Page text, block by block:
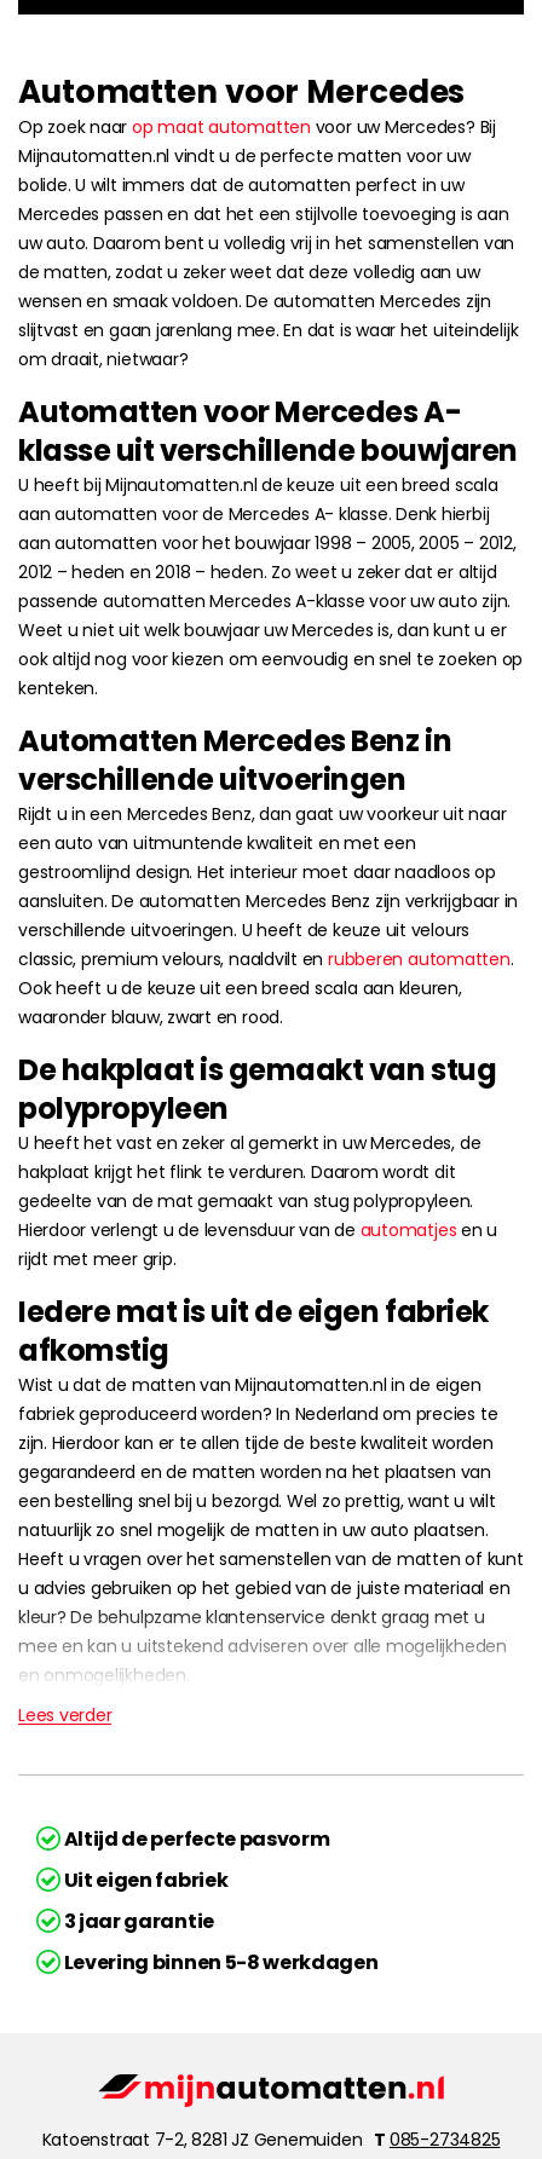
Automatten voor Mercedes
Op zoek naarop maat automatten voor uw Mercedes? Bij
Mijnautomatten.nl vindt u de perfecte matten voor uw
bolide. U wilt immers dat de automatten perfect in uw
Mercedes passen en dat het een stijlvolle toevoeging is aan
uw auto. Daarom bent u volledig vrij in het samenstellen van
de matten, zodat u zeker weet dat deze volledig aan uw
wensen en smaak voldoen. De automatten Mercedes zijn
slijtvast en gaan jarenlang mee. En dat is waar het uiteindelijk
om draait, nietwaar?
Automatten voor Mercedes A-
klasse uit verschillende bouwjaren
U heeft bij Mijnautomatten.nl de keuze uit een breed scala
aan automatten voor de Mercedes A- klasse. Denk hierbij
aan automatten voor het bouwjaar 1998 – 2005, 2005 – 2012,
2012 – heden en 2018 – heden. Zo weet u zeker dat er altijd
passende automatten Mercedes A-klasse voor uw auto zijn.
Weet u niet uit welk bouwjaar uw Mercedes is, dan kunt u er
ook altijd nog voor kiezen om eenvoudig en snel te zoeken op
kenteken.
Automatten Mercedes Benz in
verschillende uitvoeringen
Rijdt u in een Mercedes Benz, dan gaat uw voorkeur uit naar
een auto van uitmuntende kwaliteit en met een
gestroomlijnd design. Het interieur moet daar naadloos op
aansluiten. De automatten Mercedes Benz zijn verkrijgbaar in
verschillende uitvoeringen. U heeft de keuze uit velours
classic, premium velours, naaldvilt enrubberen automatten.
Ook heeft u de keuze uit een breed scala aan kleuren,
waaronder blauw, zwart en rood.
De hakplaat is gemaakt van stug
polypropyleen
U heeft het vast en zeker al gemerkt in uw Mercedes, de
hakplaat krijgt het flink te verduren. Daarom wordt dit
gedeelte van de mat gemaakt van stug polypropyleen.
Hierdoor verlengt u de levensduur van de automatjes en u
rijdt met meer grip.
Iedere mat is uit de eigen fabriek
afkomstig
Wist u dat de matten van Mijnautomatten.nl in de eigen
fabriek geproduceerd worden? In Nederland om precies te
zijn. Hierdoor kan er te allen tijde de beste kwaliteit worden
gegarandeerd en de matten worden na het plaatsen van
een bestelling snel bij u bezorgd. Wel zo prettig, want u wilt
natuurlijk zo snel mogelijk de matten in uw auto plaatsen.
Heeft u vragen over het samenstellen van de matten of kunt
u advies gebruiken op het gebied van de juiste materiaal en
kleur? De behulpzame klantenservice denkt graag met u
mee en kan u uitstekend adviseren over alle mogelijkheden
en onmogelijkheden.
Lees verder
Altijd de perfecte pasvorm
Uit eigen fabriek
3 jaar garantie
Levering binnen 5-8 werkdagen
Katoenstraat 7-2, 8281 JZ Genemuiden T 085-2734825